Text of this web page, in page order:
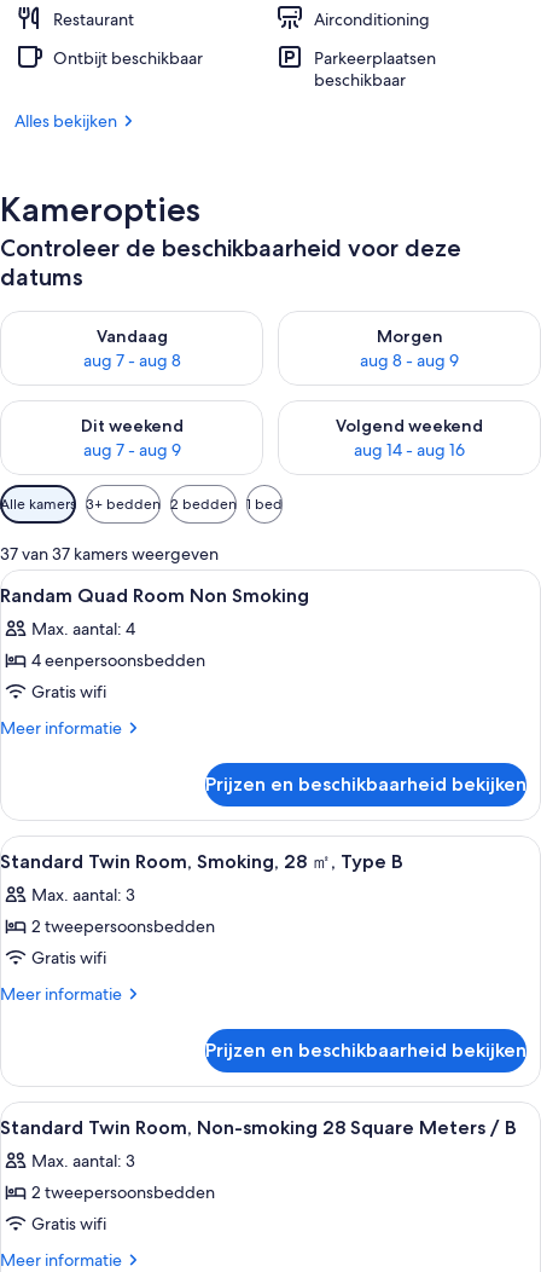
Voorkant accommodatie - avond/
Restaurant
Airconditioning
Ontbijt beschikbaar
Parkeerplaatsen
beschikbaar
Alles bekijken
Kameropties
Controleer de beschikbaarheid voor deze
datums
Vandaag
aug 7 - aug 8
De beschikbaarheid controleren voor vanavond aug 7 - aug 8
Morgen
aug 8 - aug 9
De beschikbaarheid
Dit weekend
aug 7 - aug 9
De beschikbaarheid controleren voor dit weekend aug 7 -
Volgend weekend
aug 14 - aug 16
De beschikbaarheid
Beschikbare
filters
voor
kamers
Alle kamers 3+ bedden 2 bedden 1 bed
37 van 37 kamers weergeven
Alle
foto's
voor
Randam
Quad
Room
laden
Een hotelkamer met een bed,
1
Randam Quad Room Non Smoking
Max. aantal: 4
4 eenpersoonsbedden
Gratis wifi
Meer informatie
Meer
Quad
Room
Non
Prijzen en beschikbaarheid bekijken
Alle
foto's
voor
Standard
Twin
Room,
㎡,
Type
B
laden
Een hotelkamer met een bed,
2
Standard Twin Room, Smoking, 28 ㎡, Type B
Max. aantal: 3
2 tweepersoonsbedden
Gratis wifi
Meer informatie
Meer
Twin
Room,
Smoking,
㎡,
Type
Prijzen en beschikbaarheid bekijken
Alle
foto's
voor
Standard
Twin
Room,
Een hotelkamer met een bed,
2
Standard Twin Room, Non-smoking 28 Square Meters / B
Max. aantal: 3
2 tweepersoonsbedden
Gratis wifi
Meer informatie
Meer